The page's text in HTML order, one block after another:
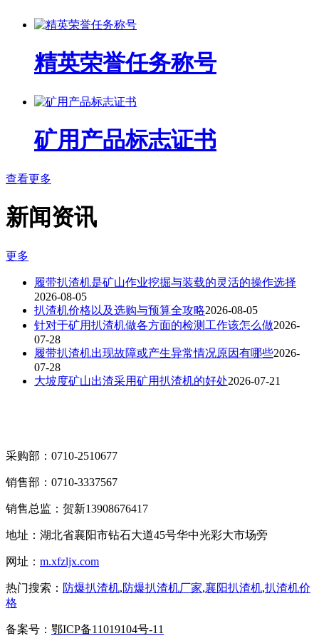
精英荣誉任务称号
矿用产品标志证书
查看更多
新闻资讯
更多
履带扒渣机是矿山作业挖掘与装载的灵活的操作选择
2026-08-05
扒渣机价格以及选购与预算全攻略2026-08-05
针对于矿用扒渣机做各方面的检测工作该怎么做2026-
07-28
履带扒渣机出现故障或产生异常情况原因有哪些2026-
07-28
大坡度矿山出渣采用矿用扒渣机的好处2026-07-21
采购部：0710-2510677
销售部：0710-3337567
销售总监：贺新13908676417
地址：湖北省襄阳市钻石大道45号华中光彩大市场旁
网址： m.xfzljx.com
热门搜索： 防爆扒渣机,防爆扒渣机厂家,襄阳扒渣机,扒渣机价
格
备案号： 鄂ICP备11019104号-11